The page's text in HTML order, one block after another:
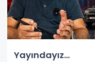
Yayındayız...